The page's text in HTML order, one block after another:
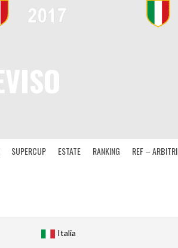
SUPERCUP ESTATE RANKING REF – ARBITRI
Italia